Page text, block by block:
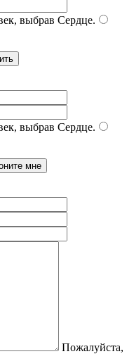
выбрав Сердце.
выбрав Сердце.
Пожалуйста,